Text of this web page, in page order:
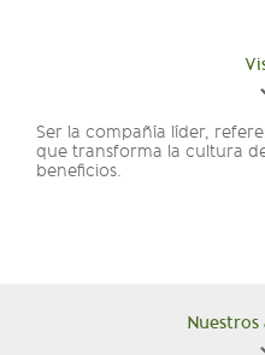
Ser la compañía líder,
que transforma la cultura
beneficios.
Nuestros